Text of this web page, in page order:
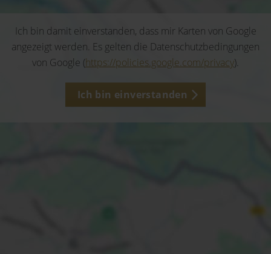
Ich bin damit einverstanden, dass mir Karten von Google
angezeigt werden. Es gelten die Datenschutzbedingungen
von Google (https://policies.google.com/privacy).
Ich bin einverstanden